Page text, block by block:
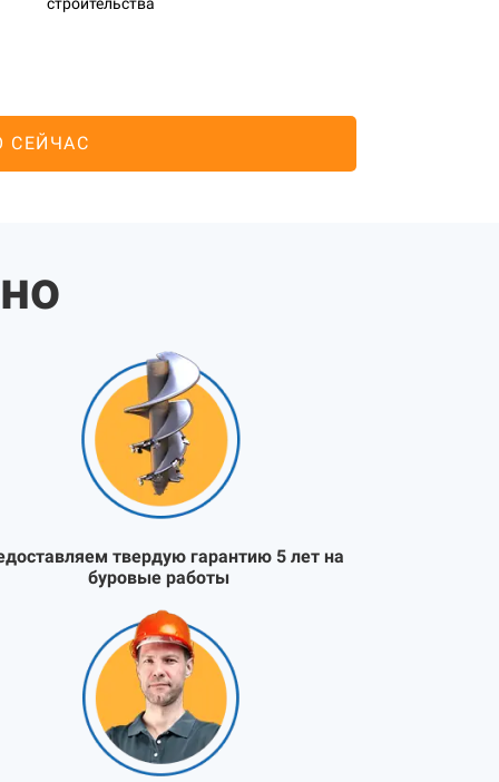
строительства
СЕЙЧАС
твердую гарантию 5 лет на
буровые работы